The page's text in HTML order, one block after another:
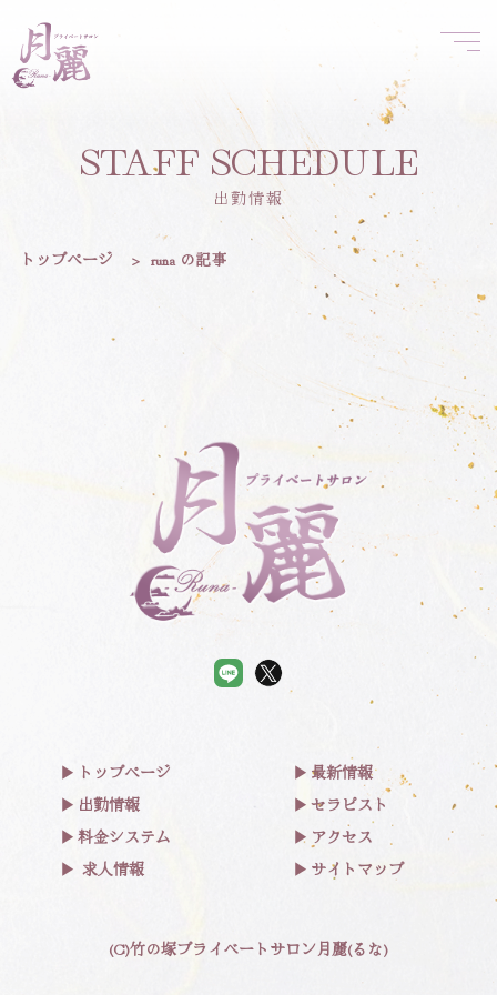
出勤情報
STAFF SCHEDULE
トップページ > runa の記事
トップページ
最新情報
出勤情報
セラピスト
料金システム
アクセス
求人情報
サイトマップ
(C)竹の塚プライベートサロン月麗(るな)